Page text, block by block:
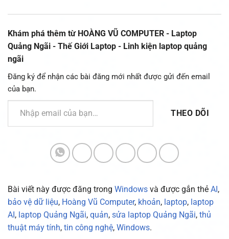
Khám phá thêm từ HOÀNG VŨ COMPUTER - Laptop
Quảng Ngãi - Thế Giới Laptop - Linh kiện laptop quảng
ngãi
Đăng ký để nhận các bài đăng mới nhất được gửi đến email
của bạn.
Nhập email của bạn…
THEO DÕI
Bài viết này được đăng trong Windows và được gắn thẻ AI ,
bảo vệ dữ liệu, Hoàng Vũ Computer, khoản, laptop, laptop
AI , laptop Quảng Ngãi, quản, sửa laptop Quảng Ngãi, thủ
thuật máy tính, tin công nghệ, Windows.